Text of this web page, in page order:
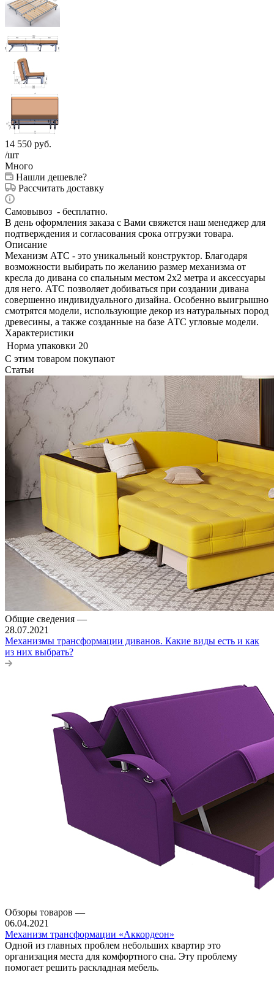
14 550 руб.
/шт
Много
Нашли дешевле?
Рассчитать доставку
Самовывоз - бесплатно.
В день оформления заказа с Вами свяжется наш менеджер для
подтверждения и согласования срока отгрузки товара.
Описание
Механизм АТС - это уникальный конструктор. Благодаря
возможности выбирать по желанию размер механизма от
кресла до дивана со спальным местом 2х2 метра и аксессуары
для него. АТС позволяет добиваться при создании дивана
совершенно индивидуального дизайна. Особенно выигрышно
смотрятся модели, использующие декор из натуральных пород
древесины, а также созданные на базе АТС угловые модели.
Характеристики
Норма упаковки 20
С этим товаром покупают
Статьи
Общие сведения —
28.07.2021
Механизмы трансформации диванов. Какие виды есть и как
из них выбрать?
Обзоры товаров —
06.04.2021
Механизм трансформации «Аккордеон»
Одной из главных проблем небольших квартир это
организация места для комфортного сна. Эту проблему
помогает решить раскладная мебель.